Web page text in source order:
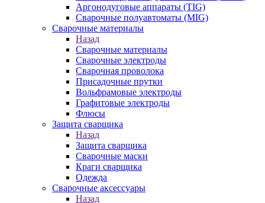
Аргонодуговые аппараты (TIG)
Сварочные полуавтоматы (MIG)
Сварочные материалы
Назад
Сварочные материалы
Сварочные электроды
Сварочная проволока
Присадочные прутки
Вольфрамовые электроды
Графитовые электроды
Флюсы
Защита сварщика
Назад
Защита сварщика
Сварочные маски
Краги сварщика
Одежда
Сварочные аксессуары
Назад